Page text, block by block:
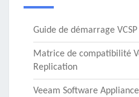
Guide de démarrage VCSP
Matrice de compatibilité
Replication
Veeam Software